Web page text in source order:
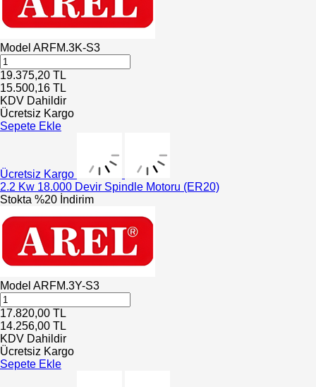
Model ARFM.3K-S3
19.375,20 TL
15.500,16 TL
KDV Dahildir
Ücretsiz Kargo
Sepete Ekle
Ücretsiz Kargo
2.2 Kw 18.000 Devir Spindle Motoru (ER20)
Stokta %20 İndirim
Model ARFM.3Y-S3
17.820,00 TL
14.256,00 TL
KDV Dahildir
Ücretsiz Kargo
Sepete Ekle